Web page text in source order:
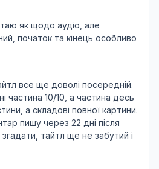
як щодо аудіо, але
початок та кінець особливо
все ще доволі посередній.
частина 10/10, а частина десь
а складові повної картини.
пишу через 22 дні після
тайтл ще не забутий і